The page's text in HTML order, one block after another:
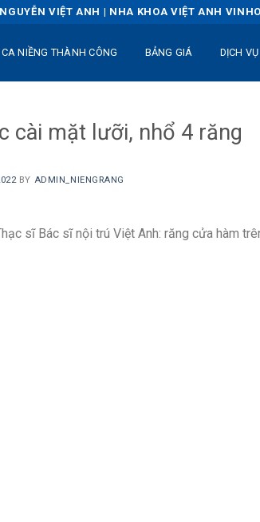
VIỆT ANH | NHA KHOA VIỆT ANH
CA NIỀNG THÀNH CÔNG BẢNG GIÁ DỊCH VỤ
cài mặt lưỡi, nhổ 4 răng
BY ADMIN_NIENGRANG
sĩ Bác sĩ nội trú Việt Anh: răng cửa hàm